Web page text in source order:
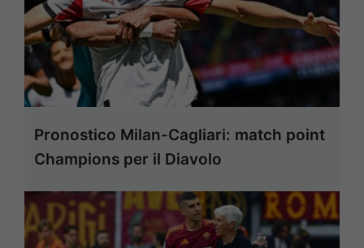
Pronostico Milan-Cagliari: match point
Champions per il Diavolo